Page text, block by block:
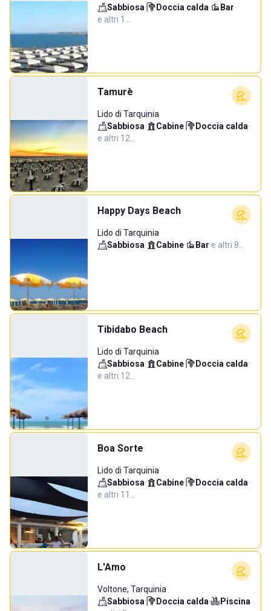
Sabbiosa· Doccia calda· Bar·
e altri 1…
Tamurè
Lido di Tarquinia
Sabbiosa· Cabine· Doccia calda·
e altri 12…
Happy Days Beach
Lido di Tarquinia
Sabbiosa· Cabine· Bar·e altri 8…
Tibidabo Beach
Lido di Tarquinia
Sabbiosa· Cabine· Doccia calda·
e altri 12…
Boa Sorte
Lido di Tarquinia
Sabbiosa· Cabine· Doccia calda·
e altri 11…
L'Amo
Voltone, Tarquinia
Sabbiosa· Doccia calda·
Piscina